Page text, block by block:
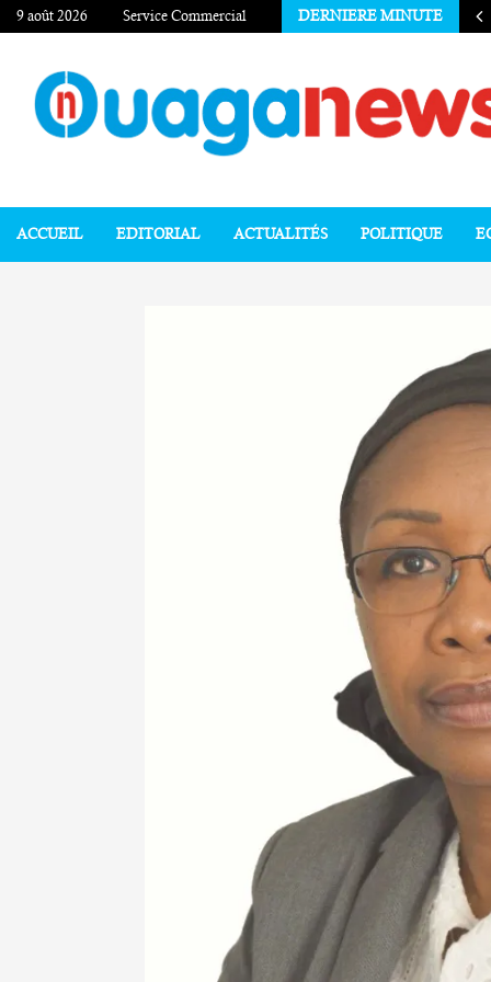
9 août 2026 Service Commercial DERNIERE MINUTE
ACCUEIL EDITORIAL ACTUALITÉS POLITIQUE